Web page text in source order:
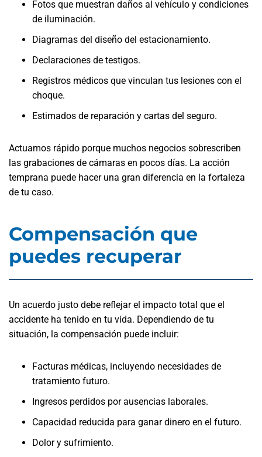
Fotos que muestran daños al vehículo y condiciones
de iluminación.
Diagramas del diseño del estacionamiento.
Declaraciones de testigos.
Registros médicos que vinculan tus lesiones con el
choque.
Estimados de reparación y cartas del seguro.
Actuamos rápido porque muchos negocios sobrescriben
las grabaciones de cámaras en pocos días. La acción
temprana puede hacer una gran diferencia en la fortaleza
de tu caso.
Compensación que
puedes recuperar
Un acuerdo justo debe reflejar el impacto total que el
accidente ha tenido en tu vida. Dependiendo de tu
situación, la compensación puede incluir:
Facturas médicas, incluyendo necesidades de
tratamiento futuro.
Ingresos perdidos por ausencias laborales.
Capacidad reducida para ganar dinero en el futuro.
Dolor y sufrimiento.